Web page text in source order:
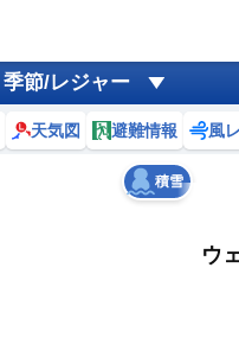
季節/レジャー
天気図 避難情報 風
積雪
黄砂
天気 台風
ウ